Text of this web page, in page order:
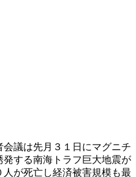
議は先月３１日にマグニチ
発する南海トラフ巨大地震が
が死亡し経済被害規模も最